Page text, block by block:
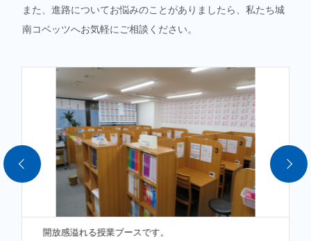
また、進路についてお悩みのことがありましたら、私たち城
南コベッツへお気軽にご相談ください。
開放感溢れる授業ブースです。